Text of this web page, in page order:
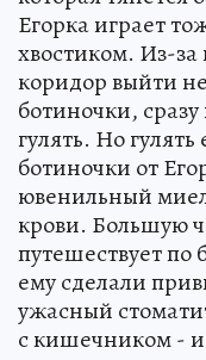
Егорка играет
хвостиком. Из-
коридор выйти
ботиночки,
гулять. Но
ботиночки от
ювенильный
крови. Большую
путешествует по
ему сделали
ужасный
с кишечником -